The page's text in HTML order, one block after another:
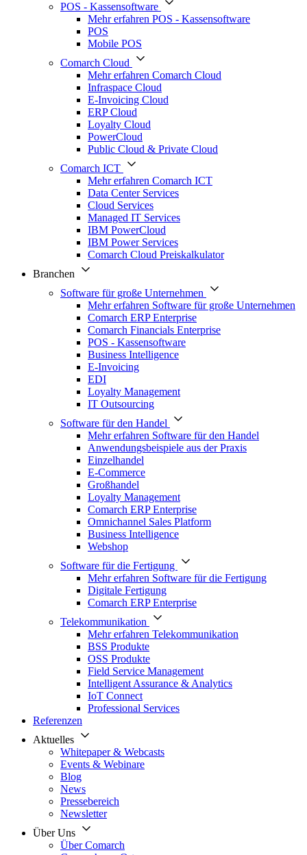
POS - Kassensoftware
Mehr erfahren POS - Kassensoftware
POS
Mobile POS
Comarch Cloud
Mehr erfahren Comarch Cloud
Infraspace Cloud
E-Invoicing Cloud
ERP Cloud
Loyalty Cloud
PowerCloud
Public Cloud & Private Cloud
Comarch ICT
Mehr erfahren Comarch ICT
Data Center Services
Cloud Services
Managed IT Services
IBM PowerCloud
IBM Power Services
Comarch Cloud Preiskalkulator
Branchen
Software für große Unternehmen
Mehr erfahren Software für große Unternehmen
Comarch ERP Enterprise
Comarch Financials Enterprise
POS - Kassensoftware
Business Intelligence
E-Invoicing
EDI
Loyalty Management
IT Outsourcing
Software für den Handel
Mehr erfahren Software für den Handel
Anwendungsbeispiele aus der Praxis
Einzelhandel
E-Commerce
Großhandel
Loyalty Management
Comarch ERP Enterprise
Omnichannel Sales Platform
Business Intelligence
Webshop
Software für die Fertigung
Mehr erfahren Software für die Fertigung
Digitale Fertigung
Comarch ERP Enterprise
Telekommunikation
Mehr erfahren Telekommunikation
BSS Produkte
OSS Produkte
Field Service Management
Intelligent Assurance & Analytics
IoT Connect
Professional Services
Referenzen
Aktuelles
Whitepaper & Webcasts
Events & Webinare
Blog
News
Pressebereich
Newsletter
Über Uns
Über Comarch